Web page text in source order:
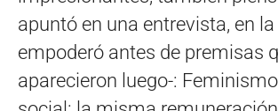
apuntó en una entrevista, en
empoderó antes de premisas
aparecieron luego-: